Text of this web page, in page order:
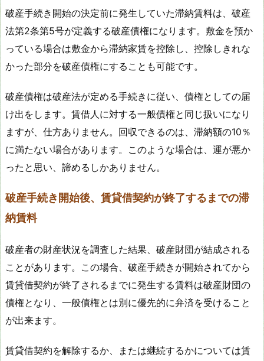
破産手続き開始の決定前に発生していた滞納賃料は、破産
法第2条第5号が定義する破産債権になります。敷金を預か
っている場合は敷金から滞納家賃を控除し、控除しきれな
かった部分を破産債権にすることも可能です。
破産債権は破産法が定める手続きに従い、債権としての届
け出をします。賃借人に対する一般債権と同じ扱いになり
ますが、仕方ありません。回収できるのは、滞納額の10％
に満たない場合があります。このような場合は、運が悪か
ったと思い、諦めるしかありません。
破産手続き開始後、賃貸借契約が終了するまでの滞
納賃料
破産者の財産状況を調査した結果、破産財団が結成される
ことがあります。この場合、破産手続きが開始されてから
賃貸借契約が終了されるまでに発生する賃料は破産財団の
債権となり、一般債権とは別に優先的に弁済を受けること
が出来ます。
賃貸借契約を解除するか、または継続するかについては賃